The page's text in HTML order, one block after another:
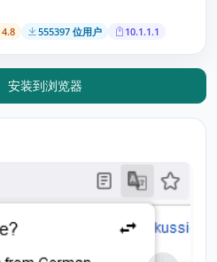
4.8 555397 位用户 10.1.1.1
安装到浏览器